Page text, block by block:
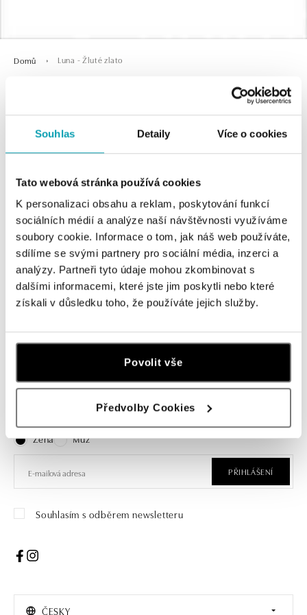
Souhlas Detaily Více o cookies
Tato webová stránka používá cookies
K personalizaci obsahu a reklam, poskytování funkcí
sociálních médií a analýze naší návštěvnosti využíváme
soubory cookie. Informace o tom, jak náš web používáte,
sdílíme se svými partnery pro sociální média, inzerci a
analýzy. Partneři tyto údaje mohou zkombinovat s
dalšími informacemi, které jste jim poskytli nebo které
získali v důsledku toho, že používáte jejich služby.
Povolit vše
Předvolby Cookies
Domů Luna - Žluté zlato
0 z 0 produktů
V katalogu nejsou žádné produkty.
Přihlaste se k odběru newsletteru
Objevte nejnovější kolekce, novinky a exkluzivní produkty.
Žena
Muž
PŘIHLÁŠENÍ
Souhlasím s odběrem newsletteru
ČESKY